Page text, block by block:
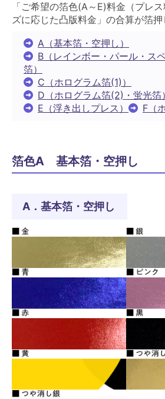
「ご希望の箔色(A～E)料金（プレ
ズに応じた凸版料金」の合算が箔押
A（基本箔・空押し）
B（レインボー・パール・ス
箔）
C（ホログラム箔(1)）
D（ホログラム箔(2)・蛍光箔）
E（浮き出しプレス）
F（
箔色A 基本箔・空押し
A．基本箔・空押し